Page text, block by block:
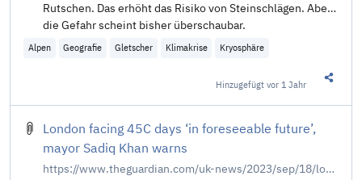
Rutschen. Das erhöht das Risiko von Steinschlägen. Aber
die Gefahr scheint bisher überschaubar.
Alpen Geografie Gletscher Klimakrise Kryosphäre
Hinzugefügtvor 1 Jahr
London facing 45C days ‘in foreseeable future’,
mayor Sadiq Khan warns
https://www.theguardian.com/uk-news/2023/sep/18/london-facing-45c-days-in-foreseeable-future-mayor-sadiq-khan-warns